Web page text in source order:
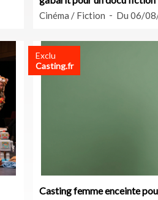
Cinéma / Fiction Du 06/
Exclu
Casting.fr
Casting femme enceinte